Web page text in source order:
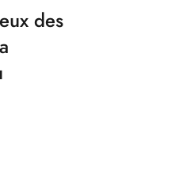
des